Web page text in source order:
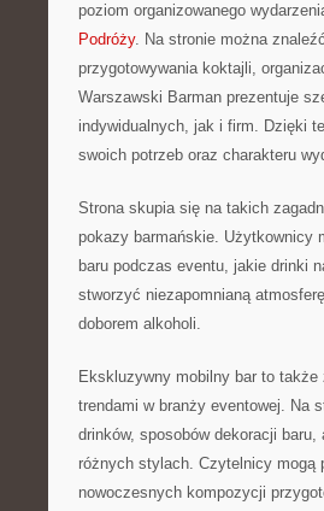
poziom organizowanego
Podróży. Na stronie można
przygotowywania koktajli,
Warszawski Barman prezentuje
indywidualnych, jak i firm. Dzięki
swoich potrzeb oraz charakteru
Strona skupia się na takich
pokazy barmańskie. Użytkownicy
baru podczas eventu, jakie drinki
stworzyć niezapomnianą
doborem alkoholi.
Ekskluzywny mobilny bar to także
trendami w branży eventowej. Na
drinków, sposobów dekoracji
różnych stylach. Czytelnicy
nowoczesnych kompozycji